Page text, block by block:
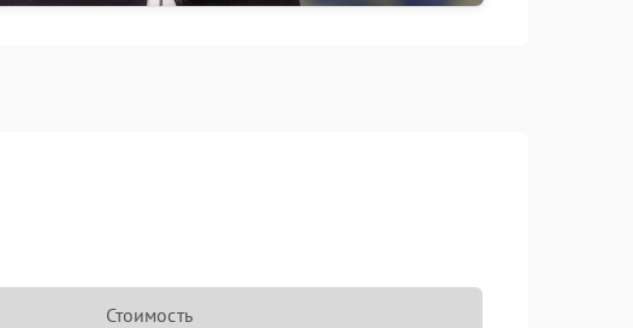
Стоимость